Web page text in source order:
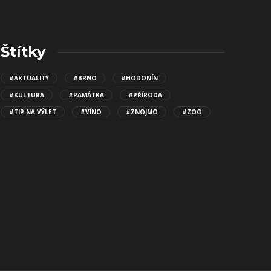
Štítky
#AKTUALITY #BRNO
#HODONÍN
#KULTURA
#PAMÁTKA
#PŘÍRODA
#TIP NA VÝLET
#VÍNO #ZNOJMO #ZOO